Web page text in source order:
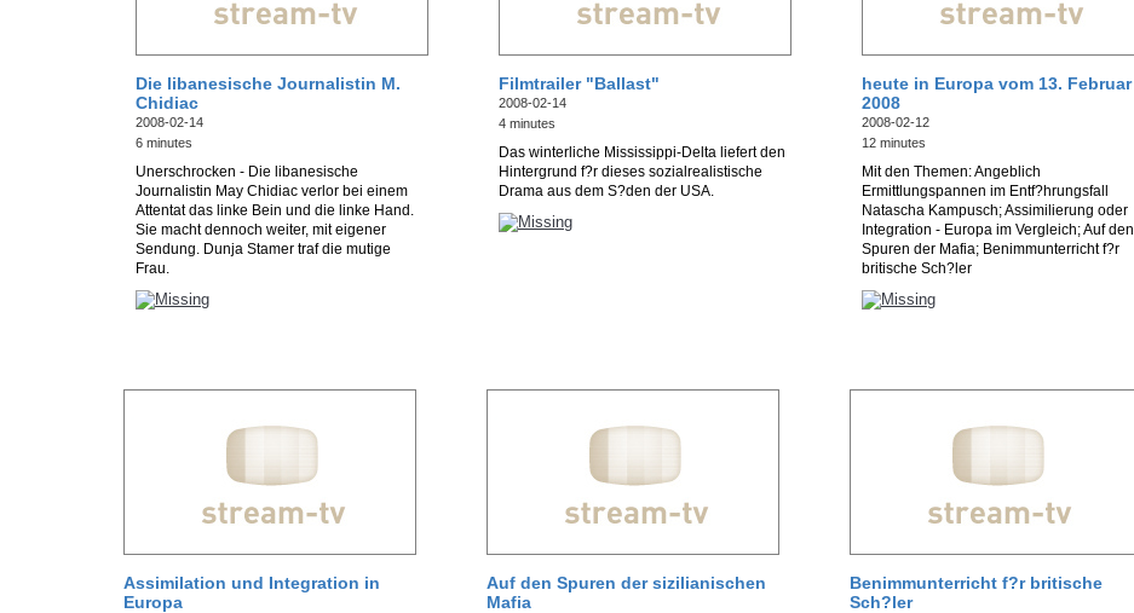
Die libanesische Journalistin M.
Chidiac
2008-02-14
6 minutes
Unerschrocken - Die libanesische
Journalistin May Chidiac verlor bei einem
Attentat das linke Bein und die linke Hand.
Sie macht dennoch weiter, mit eigener
Sendung. Dunja Stamer traf die mutige
Frau.
Filmtrailer "Ballast"
2008-02-14
4 minutes
Das winterliche Mississippi-Delta liefert den
Hintergrund f?r dieses sozialrealistische
Drama aus dem S?den der USA.
heute in Europa vom 13. Februar
2008
2008-02-12
12 minutes
Mit den Themen: Angeblich
Ermittlungspannen im Entf?hrungsfall
Natascha Kampusch; Assimilierung oder
Integration - Europa im Vergleich; Auf den
Spuren der Mafia; Benimmunterricht f?r
britische Sch?ler
Assimilation und Integration in
Europa
Auf den Spuren der sizilianischen
Mafia
Benimmunterricht f?r britische
Sch?ler